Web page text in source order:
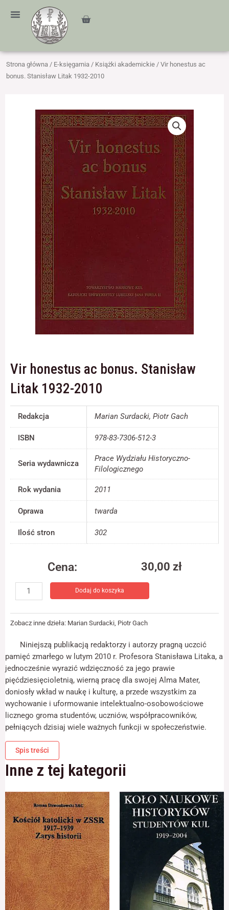
treści
Cart
Strona główna / E-księgarnia / Książki akademickie / Vir honestus ac
bonus. Stanisław Litak 1932-2010
Vir honestus ac bonus. Stanisław
Litak 1932-2010
Redakcja Marian Surdacki, Piotr Gach
ISBN 978-83-7306-512-3
Seria wydawnicza
Prace Wydziału Historyczno-
Filologicznego
Rok wydania 2011
Oprawa twarda
Ilość stron 302
Cena: 30,00 zł
ilość
ac
bonus.
1932-
2010
Dodaj do koszyka
Zobacz inne dzieła: Marian Surdacki Piotr Gach
Niniejszą publikacją redaktorzy i autorzy pragną uczcić
pamięć zmarłego w lutym 2010 r. Profesora Stanisława Litaka, a
jednocześnie wyrazić wdzięczność za jego prawie
pięćdziesięcioletnią, wierną pracę dla swojej Alma Mater,
doniosły wkład w naukę i kulturę, a przede wszystkim za
wychowanie i uformowanie intelektualno-osobowościowe
licznego groma studentów, uczniów, współpracowników,
pełniących dzisiaj wiele ważnych funkcji w społeczeństwie.
Spis treści
Inne z tej kategorii
Te pliki cookie
nie są
one potrzebne
do
funkcjonalność
i strukturę
strony
internetowej,
na podstawie
tego, jak strona
jest używana.
Doświadczenie
odrzucisz te pliki
cookie, niektóre
funkcje znikną ze
Udostępniając
swoje
zainteresowania i
zachowania
podczas
odwiedzania naszej
strony, zwiększasz
szansę na
zobaczenie
spersonalizowanych